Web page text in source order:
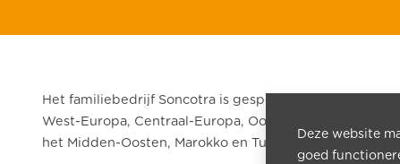
Het familiebedrijf Soncotra is gespecialiseerd in
West-Europa, Centraal-Europa, Oost-Europa, Rusland,
het Midden-Oosten, Marokko en Tunesië.
Deze website
goed